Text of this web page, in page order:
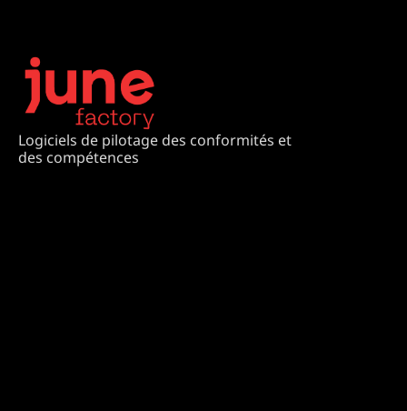
Logiciels de pilotage des conformités et
des compétences